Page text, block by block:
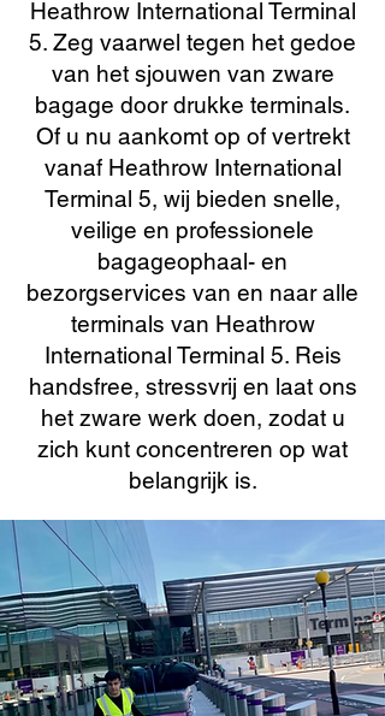
Heathrow International Terminal
5. Zeg vaarwel tegen het gedoe
van het sjouwen van zware
bagage door drukke terminals.
Of u nu aankomt op of vertrekt
vanaf Heathrow International
Terminal 5, wij bieden snelle,
veilige en professionele
bagageophaal- en
bezorgservices van en naar alle
terminals van Heathrow
International Terminal 5. Reis
handsfree, stressvrij en laat ons
het zware werk doen, zodat u
zich kunt concentreren op wat
belangrijk is.